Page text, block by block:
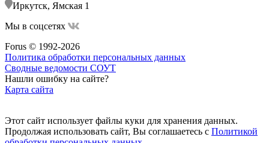
Иркутск, Ямская 1
Мы в соцсетях
Forus © 1992-2026
Политика обработки персональных данных
Сводные ведомости СОУТ
Нашли ошибку на сайте?
Карта сайта
Этот сайт использует файлы куки для хранения данных.
Продолжая использовать сайт, Вы соглашаетесь с Политикой